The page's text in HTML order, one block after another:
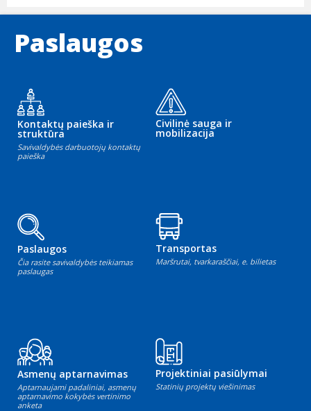
Paslaugos
Kontaktų paieška ir
struktūra
Savivaldybės darbuotojų kontaktų
paieška
Civilinė sauga ir
mobilizacija
Paslaugos
Čia rasite savivaldybės teikiamas
paslaugas
Transportas
Maršrutai, tvarkaraščiai, e. bilietas
Asmenų aptarnavimas
Aptarnaujami padaliniai, asmenų
aptarnavimo kokybės vertinimo
anketa
Projektiniai pasiūlymai
Statinių projektų viešinimas